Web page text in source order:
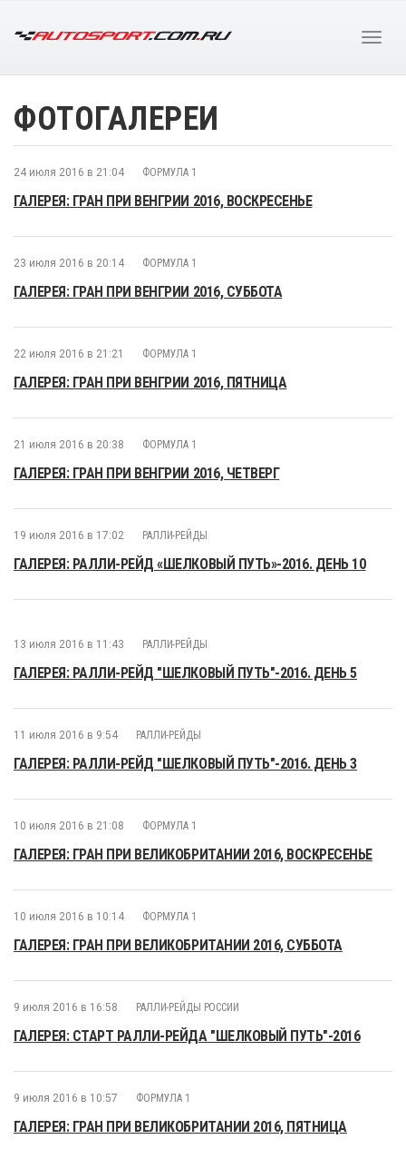
ФОТОГАЛЕРЕИ
24 июля 2016 в 21:04 ФОРМУЛА 1
ГАЛЕРЕЯ: ГРАН ПРИ ВЕНГРИИ 2016, ВОСКРЕСЕНЬЕ
23 июля 2016 в 20:14 ФОРМУЛА 1
ГАЛЕРЕЯ: ГРАН ПРИ ВЕНГРИИ 2016, СУББОТА
22 июля 2016 в 21:21 ФОРМУЛА 1
ГАЛЕРЕЯ: ГРАН ПРИ ВЕНГРИИ 2016, ПЯТНИЦА
21 июля 2016 в 20:38 ФОРМУЛА 1
ГАЛЕРЕЯ: ГРАН ПРИ ВЕНГРИИ 2016, ЧЕТВЕРГ
19 июля 2016 в 17:02 РАЛЛИ-РЕЙДЫ
ГАЛЕРЕЯ: РАЛЛИ-РЕЙД «ШЕЛКОВЫЙ ПУТЬ»-2016. ДЕНЬ 10
13 июля 2016 в 11:43 РАЛЛИ-РЕЙДЫ
ГАЛЕРЕЯ: РАЛЛИ-РЕЙД "ШЕЛКОВЫЙ ПУТЬ"-2016. ДЕНЬ 5
11 июля 2016 в 9:54 РАЛЛИ-РЕЙДЫ
ГАЛЕРЕЯ: РАЛЛИ-РЕЙД "ШЕЛКОВЫЙ ПУТЬ"-2016. ДЕНЬ 3
10 июля 2016 в 21:08 ФОРМУЛА 1
ГАЛЕРЕЯ: ГРАН ПРИ ВЕЛИКОБРИТАНИИ 2016, ВОСКРЕСЕНЬЕ
10 июля 2016 в 10:14 ФОРМУЛА 1
ГАЛЕРЕЯ: ГРАН ПРИ ВЕЛИКОБРИТАНИИ 2016, СУББОТА
9 июля 2016 в 16:58 РАЛЛИ-РЕЙДЫ РОССИИ
ГАЛЕРЕЯ: СТАРТ РАЛЛИ-РЕЙДА "ШЕЛКОВЫЙ ПУТЬ"-2016
9 июля 2016 в 10:57 ФОРМУЛА 1
ГАЛЕРЕЯ: ГРАН ПРИ ВЕЛИКОБРИТАНИИ 2016, ПЯТНИЦА